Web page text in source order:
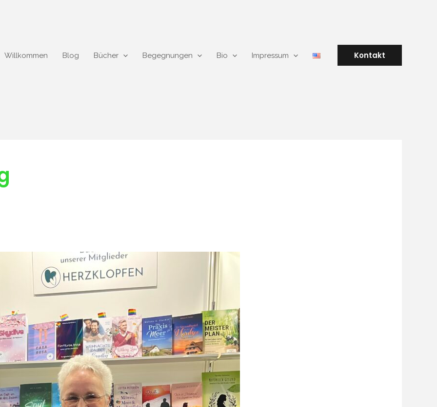
Willkommen Blog Bücher Begegnungen Bio Impressum Kontakt